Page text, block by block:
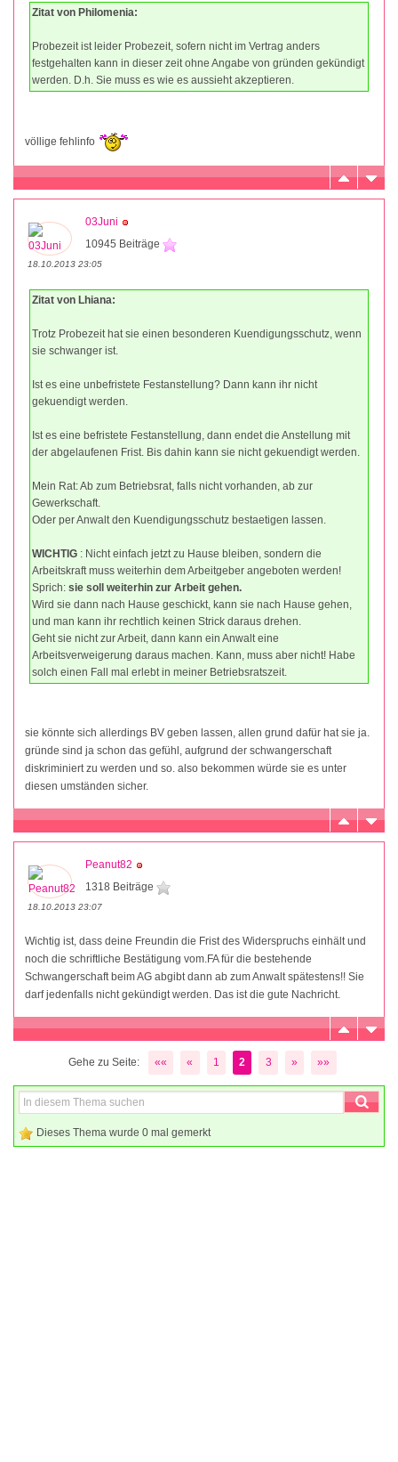
Zitat von Philomenia:
Probezeit ist leider Probezeit, sofern nicht im Vertrag anders
festgehalten kann in dieser zeit ohne Angabe von gründen gekündigt
werden. D.h. Sie muss es wie es aussieht akzeptieren.
völlige fehlinfo
03Juni
10945 Beiträge
18.10.2013 23:05
Zitat von Lhiana:
Trotz Probezeit hat sie einen besonderen Kuendigungsschutz, wenn
sie schwanger ist.
Ist es eine unbefristete Festanstellung? Dann kann ihr nicht
gekuendigt werden.
Ist es eine befristete Festanstellung, dann endet die Anstellung mit
der abgelaufenen Frist. Bis dahin kann sie nicht gekuendigt werden.
Mein Rat: Ab zum Betriebsrat, falls nicht vorhanden, ab zur
Gewerkschaft.
Oder per Anwalt den Kuendigungsschutz bestaetigen lassen.
WICHTIG : Nicht einfach jetzt zu Hause bleiben, sondern die
Arbeitskraft muss weiterhin dem Arbeitgeber angeboten werden!
Sprich: sie soll weiterhin zur Arbeit gehen.
Wird sie dann nach Hause geschickt, kann sie nach Hause gehen,
und man kann ihr rechtlich keinen Strick daraus drehen.
Geht sie nicht zur Arbeit, dann kann ein Anwalt eine
Arbeitsverweigerung daraus machen. Kann, muss aber nicht! Habe
solch einen Fall mal erlebt in meiner Betriebsratszeit.
sie könnte sich allerdings BV geben lassen, allen grund dafür hat sie ja.
gründe sind ja schon das gefühl, aufgrund der schwangerschaft
diskriminiert zu werden und so. also bekommen würde sie es unter
diesen umständen sicher.
Peanut82
1318 Beiträge
18.10.2013 23:07
Wichtig ist, dass deine Freundin die Frist des Widerspruchs einhält und
noch die schriftliche Bestätigung vom.FA für die bestehende
Schwangerschaft beim AG abgibt dann ab zum Anwalt spätestens!! Sie
darf jedenfalls nicht gekündigt werden. Das ist die gute Nachricht.
Gehe zu Seite: «« « 1 2 3 » »»
Dieses Thema wurde 0 mal gemerkt